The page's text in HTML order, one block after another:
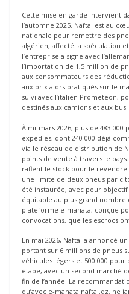
Cette mise en garde intervient
l’automne 2025, Naftal est au
nationale pour remettre des
algérien, affecté la spéculation
l’entreprise a signé avec
l’importation de 1,5 million de
aux consommateurs des
aux prix alors pratiqués sur le
suivi avec l’italien Prometeon,
destinés aux camions et aux bus.
À mi-mars 2026, plus de 483
expédiés, dont 240 000 déjà
via le réseau de distribution de
points de vente à travers le
raflent le stock pour le
une limite de deux pneus par
été instaurée, avec pour
équitable au plus grand nombre
plateforme e-mahata, conçue
convocations, que les escrocs
En mai 2026, Naftal a annoncé
portant sur 6 millions de pneus
véhicules légers et 500 000
étape, avec un second marché
fin de l’année. La
qu’avec e-mahata.naftal.dz, ne